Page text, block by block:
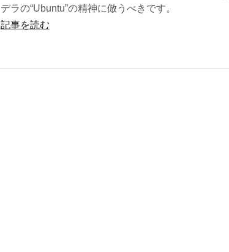
デラの“Ubuntu”の精神に倣うべきです。
記事を読む